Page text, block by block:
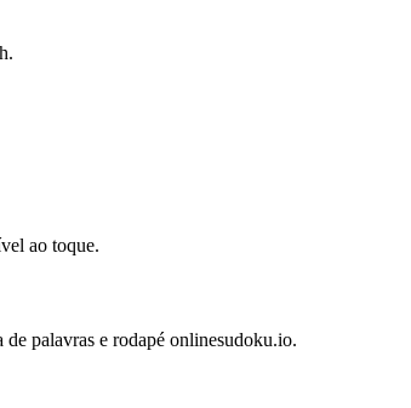
ao toque.
palavras e rodapé onlinesudoku.io.